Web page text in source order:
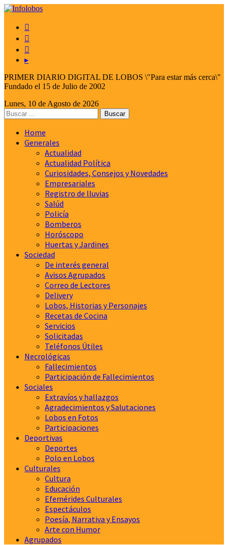



▸
PRIMER DIARIO DIGITAL DE LOBOS \"Para estar más cerca\"
Fundado el 15 de Julio de 2002
Lunes, 10 de Agosto de 2026
Home
Generales
Actualidad
Actualidad Política
Curiosidades, Consejos y Novedades
Empresariales
Registro de lluvias
Salúd
Policía
Bomberos
Horóscopo
Huertas y Jardines
Sociedad
De interés general
Avisos Agrupados
Correo de Lectores
Delivery
Lobos, Historias y Personajes
Recetas de Cocina
Servicios
Solicitadas
Teléfonos Útiles
Necrológicas
Fallecimientos
Participación de Fallecimientos
Sociales
Extravíos y hallazgos
Agradecimientos y Salutaciones
Lobos en Fotos
Participaciones
Deportivas
Deportes
Polo en Lobos
Culturales
Cultura
Educación
Efemérides Culturales
Espectáculos
Poesía, Narrativa y Ensayos
Arte con Humor
Agrupados